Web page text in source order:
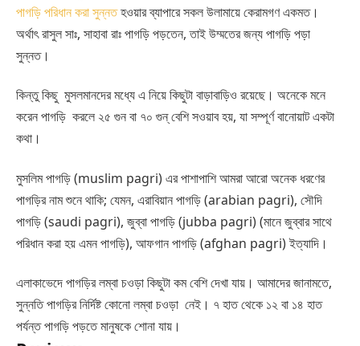
পাগড়ি পরিধান করা সুন্নতহওয়ার ব্যাপারে সকল উলামায়ে কেরামগণ একমত।
অর্থাৎ রাসুল সাঃ, সাহাবা রাঃ পাগড়ি পড়তেন, তাই উম্মতের জন্য পাগড়ি পড়া
সুন্নত।
কিন্তু কিছু মুসলমানদের মধ্যে এ নিয়ে কিছুটা বাড়াবাড়িও রয়েছে। অনেকে মনে
করেন পাগড়ি করলে ২৫ গুন বা ৭০ গুন্ বেশি সওয়াব হয়, যা সম্পূর্ণ বানোয়াট একটা
কথা।
মুসলিম পাগড়ি (muslim pagri) এর পাশাপাশি আমরা আরো অনেক ধরণের
পাগড়ির নাম শুনে থাকি; যেমন, এরাবিয়ান পাগড়ি (arabian pagri), সৌদি
পাগড়ি (saudi pagri), জুব্বা পাগড়ি (jubba pagri) (মানে জুব্বার সাথে
পরিধান করা হয় এমন পাগড়ি), আফগান পাগড়ি (afghan pagri) ইত্যাদি।
এলাকাভেদে পাগড়ির লম্বা চওড়া কিছুটা কম বেশি দেখা যায়। আমাদের জানামতে,
সুন্নতি পাগড়ির নির্দিষ্ট কোনো লম্বা চওড়া নেই। ৭ হাত থেকে ১২ বা ১৪ হাত
পর্যন্ত পাগড়ি পড়তে মানুষকে শোনা যায়।